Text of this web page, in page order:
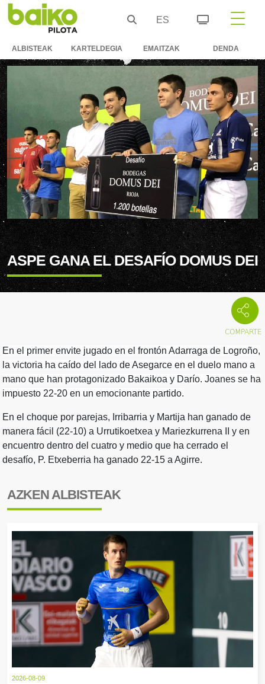
ES
ALBISTEAK KARTELDEGIA EMAITZAK DENDA
ASPE GANA EL DESAFÍO DOMUS DEI
En el primer envite jugado en el frontón Adarraga de Logroño,
la victoria ha caído del lado de Asegarce en el duelo mano a
mano que han protagonizado Bakaikoa y Darío. Joanes se ha
impuesto 22-20 en un emocionante partido.
En el choque por parejas, Irribarria y Martija han ganado de
manera fácil (22-10) a Urrutikoetxea y Mariezkurrena II y en
encuentro dentro del cuatro y medio que ha cerrado el
desafío, P. Etxeberria ha ganado 22-15 a Agirre.
AZKEN ALBISTEAK
2026-08-09